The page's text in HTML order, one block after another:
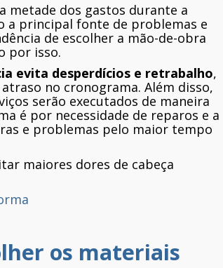
metade dos gastos durante a
a principal fonte de problemas e
de escolher a mão-de-obra
por isso.
evita desperdícios e retrabalho,
no cronograma. Além disso,
serão executados de maneira
é por necessidade de reparos e a
e problemas pelo maior tempo
maiores dores de cabeça
os materiais